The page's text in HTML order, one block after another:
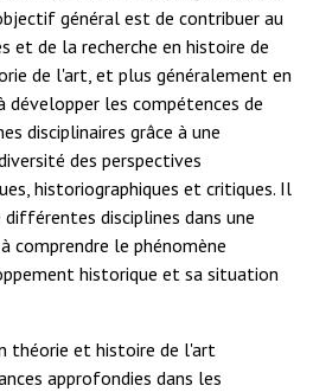
général est de contribuer au
et de la recherche en histoire de
de l'art, et plus généralement en
développer les compétences de
disciplinaires grâce à une
des perspectives
historiographiques et critiques. Il
disciplines dans une
comprendre le phénomène
historique et sa situation
théorie et histoire de l'art
approfondies dans les